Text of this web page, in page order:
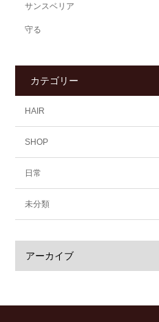
サンスベリア
守る
カテゴリー
HAIR
SHOP
日常
未分類